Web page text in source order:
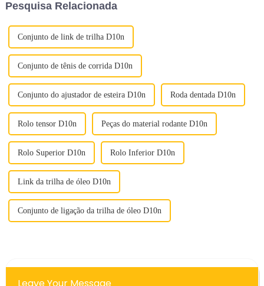
encontrar um ...
Pesquisa Relacionada
Conjunto de link de trilha D10n
Conjunto de tênis de corrida D10n
Conjunto do ajustador de esteira D10n Roda dentada D10n
Rolo tensor D10n Peças do material rodante D10n
Rolo Superior D10n Rolo Inferior D10n
Link da trilha de óleo D10n
Conjunto de ligação da trilha de óleo D10n